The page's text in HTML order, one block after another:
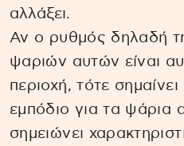
αλλάξει.
Αν ο ρυθμός δηλαδή
ψαριών αυτών είναι
περιοχή, τότε
εμπόδιο για τα ψάρια
σημειώνει